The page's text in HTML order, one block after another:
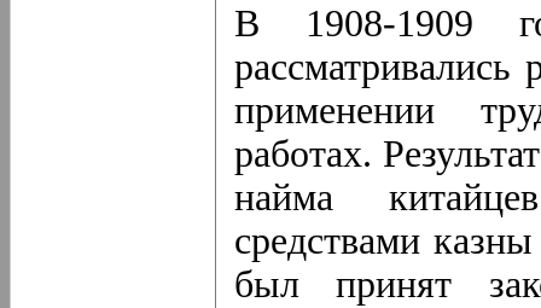
В 1908-1909
рассматривались
применении
работах.
найма
средствами
был принят